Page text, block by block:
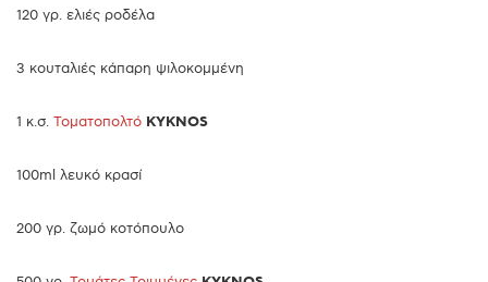
120 γρ. ελιές ροδέλα
3 κουταλιές κάπαρη ψιλοκομμένη
1 κ.σ. Τοματοπολτό KYKNOS
100ml λευκό κρασί
200 γρ. ζωμό κοτόπουλο